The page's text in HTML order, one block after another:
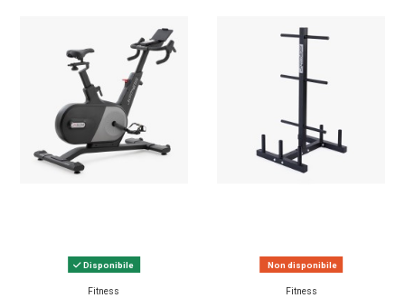
Disponibile
Fitness
Non disponibile
Fitness